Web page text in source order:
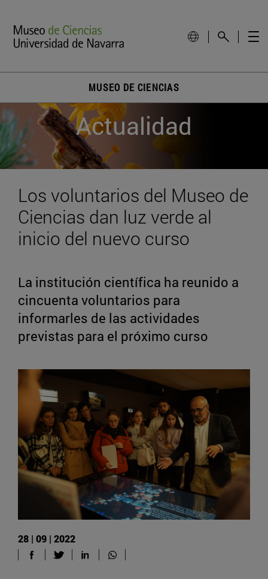
MUSEO DE CIENCIAS
Actualidad
Los voluntarios del Museo de
Ciencias dan luz verde al
inicio del nuevo curso
La institución científica ha reunido a
cincuenta voluntarios para
informarles de las actividades
previstas para el próximo curso
28 | 09 | 2022